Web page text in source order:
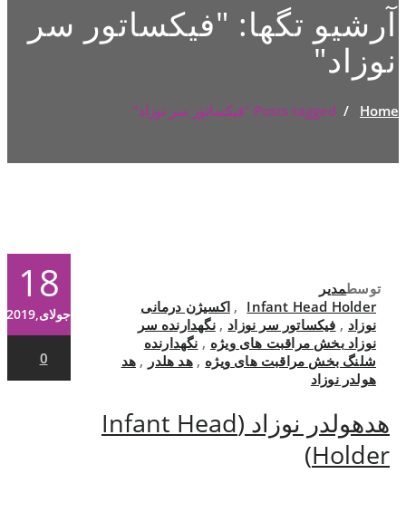
آرشیو تگها: "فیکساتور سر
نوزاد"
Home
/ Posts tagged "فیکساتور سر نوزاد"
18
جولای,2019
0
توسطمدیر
Infant Head Holder
,اکسیژن درمانی
نوزاد , فیکساتور سر نوزاد ,نگهدارنده سر
نوزاد بخش مراقبت های ویژه , نگهدارنده
شلنگ بخش مراقبت های ویژه ,هد هلدر ,هد
هولدر نوزاد
هدهولدر نوزاد (Infant Head
Holder)